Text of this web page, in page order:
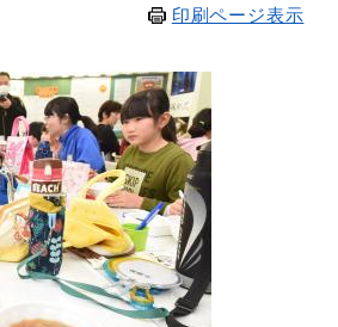
印刷ページ表示